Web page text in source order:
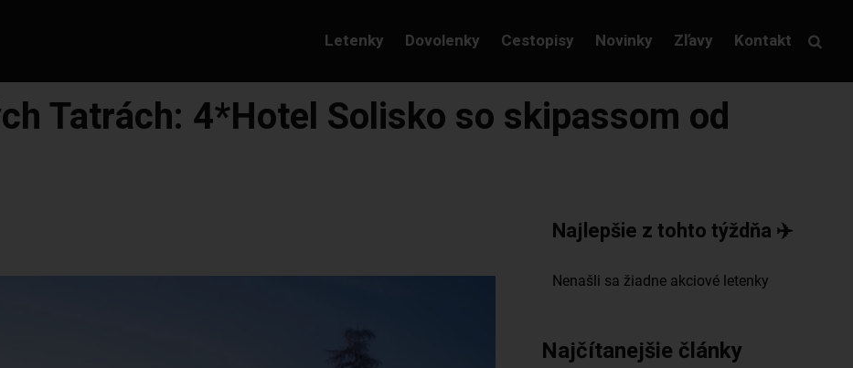
Letenky Dovolenky Cestopisy Novinky Zľavy Kontakt
Tatrách: 4*Hotel Solisko so skipassom od
Najlepšie z tohto týždňa ✈️
Najčítanejšie články